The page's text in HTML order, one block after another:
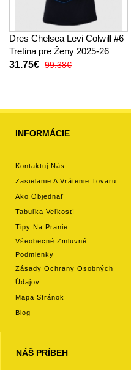
Dres Chelsea Levi Colwill #6
Tretina pre Ženy 2025-26
Krátky Rukáv
31.75€ 99.38€
INFORMÁCIE
Kontaktuj Nás
Zasielanie A Vrátenie Tovaru
Ako Objednať
Tabuľka Veľkostí
Tipy Na Pranie
Všeobecné Zmluvné
Podmienky
Zásady Ochrany Osobných
Údajov
Mapa Stránok
Blog
NÁŠ PRÍBEH